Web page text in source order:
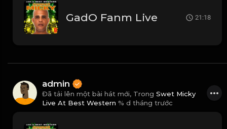
GadO Fanm Live 21:18
admin
Đã tải lên một bài hát mới, Trong Swet Micky
Live At Best Western % d tháng trước